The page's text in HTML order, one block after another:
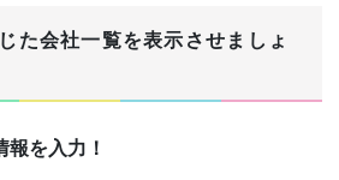
た会社一覧を表示させましょ
報を入力！